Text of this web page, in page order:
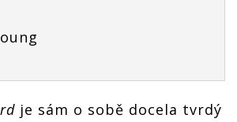
je sám o sobě docela tvrdý